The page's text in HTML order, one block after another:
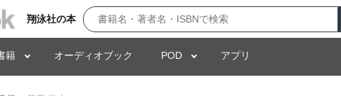
翔泳社の本
籍 オーディオブック POD アプリ